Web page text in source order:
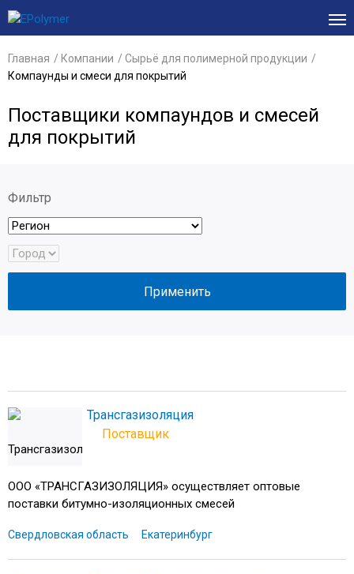
Главная Компании
Сырьё для полимерной продукции
Компаунды и смеси для покрытий
Поставщики компаундов и смесей
для покрытий
Фильтр
Трансгазизоляция
Поставщик
ООО «ТРАНСГАЗИЗОЛЯЦИЯ» осуществляет оптовые
поставки битумно-изоляционных смесей
Свердловская область Екатеринбург